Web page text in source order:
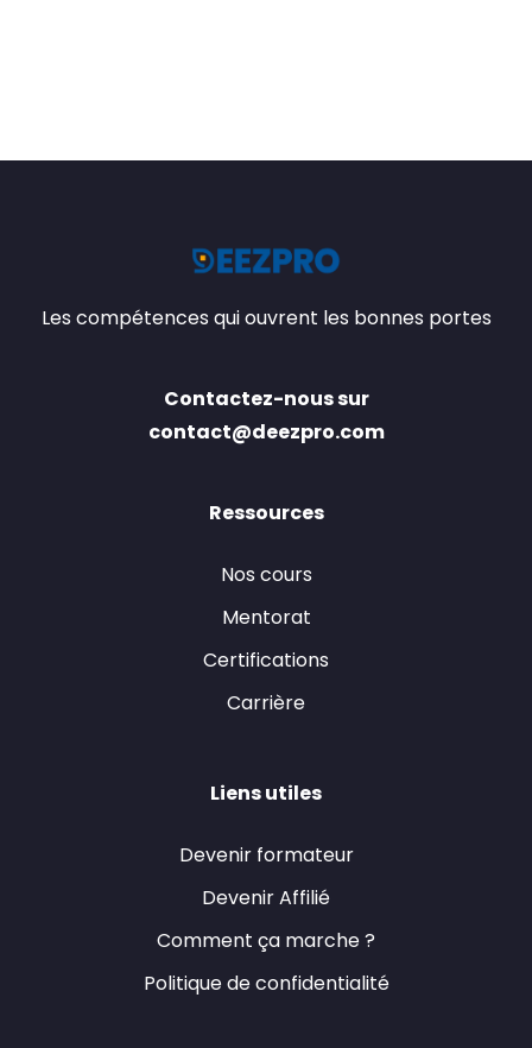
Les compétences qui ouvrent les bonnes portes
Contactez-nous sur
contact@deezpro.com
Ressources
Nos cours
Mentorat
Certifications
Carrière
Liens utiles
Devenir formateur
Devenir Affilié
Comment ça marche ?
Politique de confidentialité